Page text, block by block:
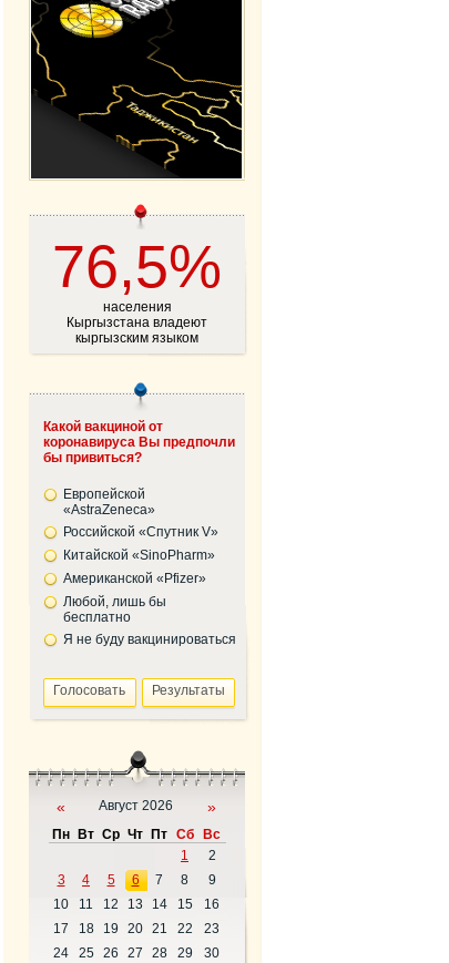
76,5%
населения
Кыргызстана владеют
кыргызским языком
Какой вакциной от
коронавируса Вы предпочли
бы привиться?
Европейской
«AstraZeneca»
Российской «Спутник V»
Китайской «SinoPharm»
Американской «Pfizer»
Любой, лишь бы
бесплатно
Я не буду вакцинироваться
« Август 2026 »
Пн Вт Ср Чт Пт Сб
Вс
1
2
3
4 5 6 7 8
9
10
11 12 13 14 15
16
17
18 19 20 21 22
23
24
25 26 27 28 29
30